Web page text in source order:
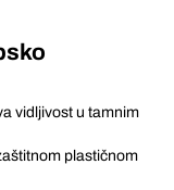
vidljivost u tamnim
plastičnom